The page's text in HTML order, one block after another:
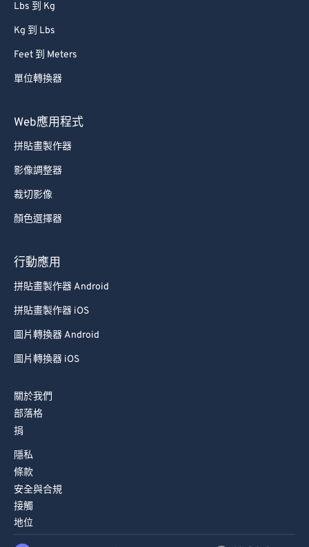
Lbs 到 Kg
Kg 到 Lbs
Feet 到 Meters
單位轉換器
Web應用程式
拼貼畫製作器
影像調整器
裁切影像
顏色選擇器
行動應用
拼貼畫製作器 Android
拼貼畫製作器 iOS
圖片轉換器 Android
圖片轉換器 iOS
關於我們
部落格
捐
隱私
條款
安全與合規
接觸
地位